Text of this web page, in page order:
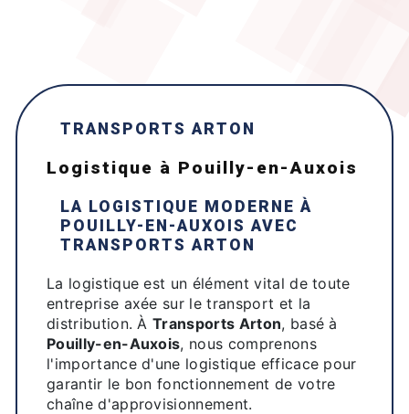
TRANSPORTS ARTON
logistique à Pouilly-en-Auxois
LA LOGISTIQUE MODERNE À
POUILLY-EN-AUXOIS AVEC
TRANSPORTS ARTON
La logistique est un élément vital de toute
entreprise axée sur le transport et la
distribution. ÀTransports Arton, basé à
Pouilly-en-Auxois, nous comprenons
l'importance d'une logistique efficace pour
garantir le bon fonctionnement de votre
chaîne d'approvisionnement.